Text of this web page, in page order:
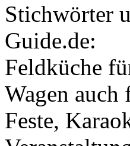
Stichwörter
Guide.de:
Feldküche
Wagen
Feste,